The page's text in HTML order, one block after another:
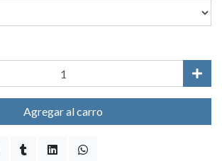
Agregar al carro